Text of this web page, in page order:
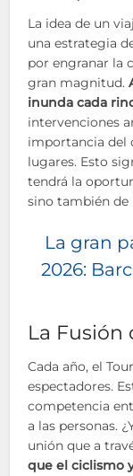
La idea de un
una estrategia
por engranar la
gran magnitud.
inunda cada
intervenciones
importancia del
lugares. Esto
tendrá la
sino también de
La gran
2026:
La Fusión
Cada año, el
espectadores.
competencia
a las personas.
unión que a
que el ciclismo